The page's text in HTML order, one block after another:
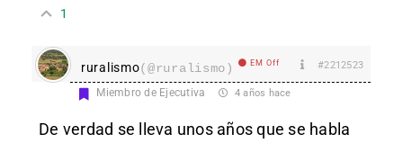
1
ruralismo(@ruralismo) EM Off #2212523
Miembro de Ejecutiva 4 años hace
De verdad se lleva unos años que se habla